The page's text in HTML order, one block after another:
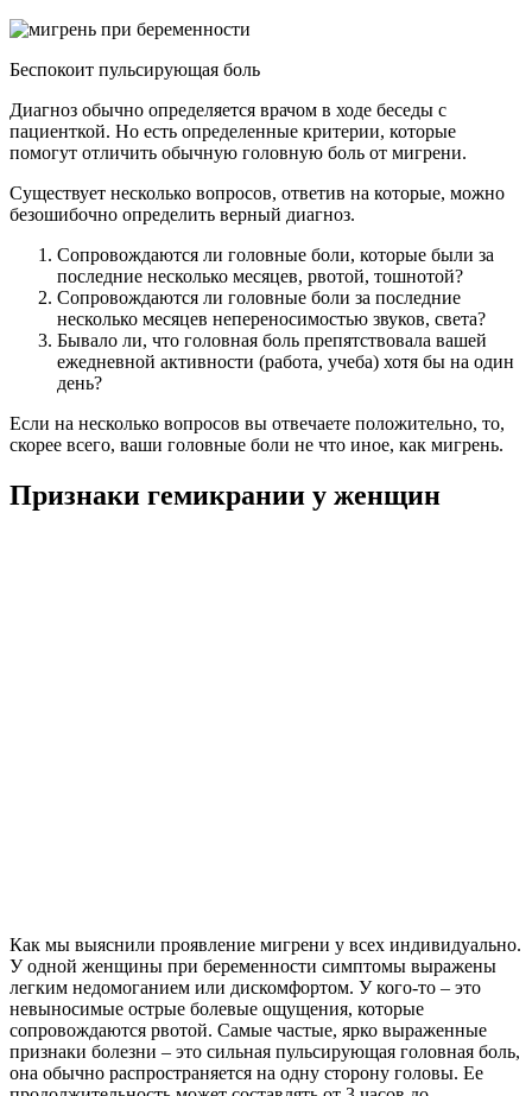
Беспокоит пульсирующая боль
Диагноз обычно определяется врачом в ходе беседы с
пациенткой. Но есть определенные критерии, которые
помогут отличить обычную головную боль от мигрени.
Существует несколько вопросов, ответив на которые, можно
безошибочно определить верный диагноз.
Сопровождаются ли головные боли, которые были за
последние несколько месяцев, рвотой, тошнотой?
Сопровождаются ли головные боли за последние
несколько месяцев непереносимостью звуков, света?
Бывало ли, что головная боль препятствовала вашей
ежедневной активности (работа, учеба) хотя бы на один
день?
Если на несколько вопросов вы отвечаете положительно, то,
скорее всего, ваши головные боли не что иное, как мигрень.
Признаки гемикрании у женщин
Как мы выяснили проявление мигрени у всех индивидуально.
У одной женщины при беременности симптомы выражены
легким недомоганием или дискомфортом. У кого-то – это
невыносимые острые болевые ощущения, которые
сопровождаются рвотой. Самые частые, ярко выраженные
признаки болезни – это сильная пульсирующая головная боль,
она обычно распространяется на одну сторону головы. Ее